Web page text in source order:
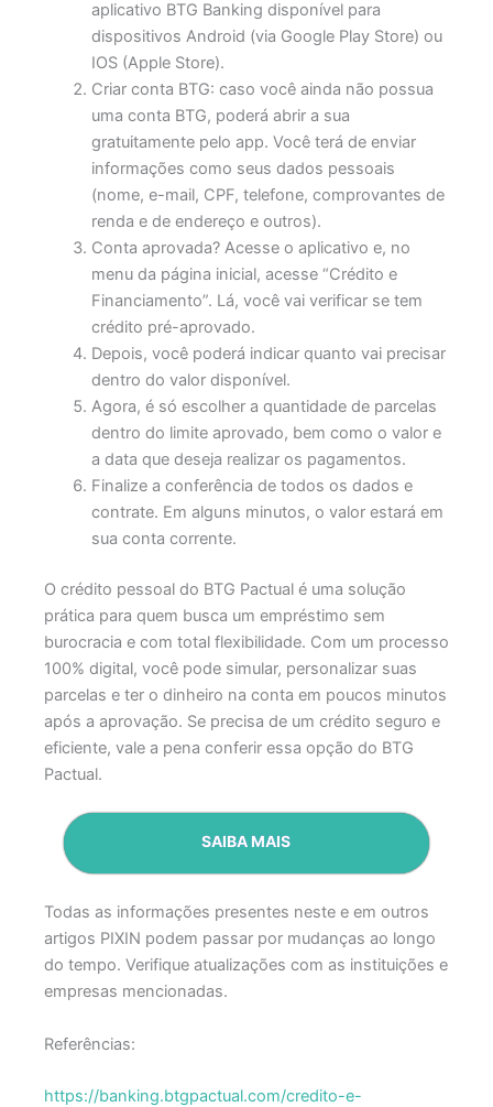
aplicativo BTG Banking disponível para
dispositivos Android (via Google Play Store) ou
IOS (Apple Store).
Criar conta BTG: caso você ainda não possua
uma conta BTG, poderá abrir a sua
gratuitamente pelo app. Você terá de enviar
informações como seus dados pessoais
(nome, e-mail, CPF, telefone, comprovantes de
renda e de endereço e outros).
Conta aprovada? Acesse o aplicativo e, no
menu da página inicial, acesse “Crédito e
Financiamento”. Lá, você vai verificar se tem
crédito pré-aprovado.
Depois, você poderá indicar quanto vai precisar
dentro do valor disponível.
Agora, é só escolher a quantidade de parcelas
dentro do limite aprovado, bem como o valor e
a data que deseja realizar os pagamentos.
Finalize a conferência de todos os dados e
contrate. Em alguns minutos, o valor estará em
sua conta corrente.
O crédito pessoal do BTG Pactual é uma solução
prática para quem busca um empréstimo sem
burocracia e com total flexibilidade. Com um processo
100% digital, você pode simular, personalizar suas
parcelas e ter o dinheiro na conta em poucos minutos
após a aprovação. Se precisa de um crédito seguro e
eficiente, vale a pena conferir essa opção do BTG
Pactual.
SAIBA MAIS
Todas as informações presentes neste e em outros
artigos PIXIN podem passar por mudanças ao longo
do tempo. Verifique atualizações com as instituições e
empresas mencionadas.
Referências:
https://banking.btgpactual.com/credito-e-